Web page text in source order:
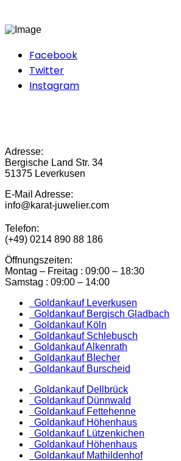
Facebook
Twitter
Instagram
Adresse:
Bergische Land Str. 34
51375 Leverkusen
E-Mail Adresse:
info@karat-juwelier.com
Telefon:
(+49) 0214 890 88 186
Öffnungszeiten:
Montag – Freitag : 09:00 – 18:30
Samstag : 09:00 – 14:00
Goldankauf Leverkusen
Goldankauf Bergisch Gladbach
Goldankauf Köln
Goldankauf Schlebusch
Goldankauf Alkenrath
Goldankauf Blecher
Goldankauf Burscheid
Goldankauf Dellbrück
Goldankauf Dünnwald
Goldankauf Fettehenne
Goldankauf Höhenhaus
Goldankauf Lützenkichen
Goldankauf Höhenhaus
Goldankauf Mathildenhof